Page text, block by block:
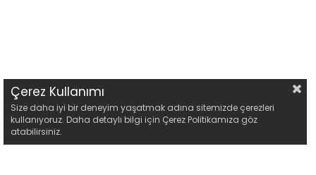
Çerez Kullanımı
Size daha iyi bir deneyim yaşatmak adına sitemizde çerezleri
kullanıyoruz. Daha detaylı bilgi için Çerez Politikamıza göz
atabilirsiniz.